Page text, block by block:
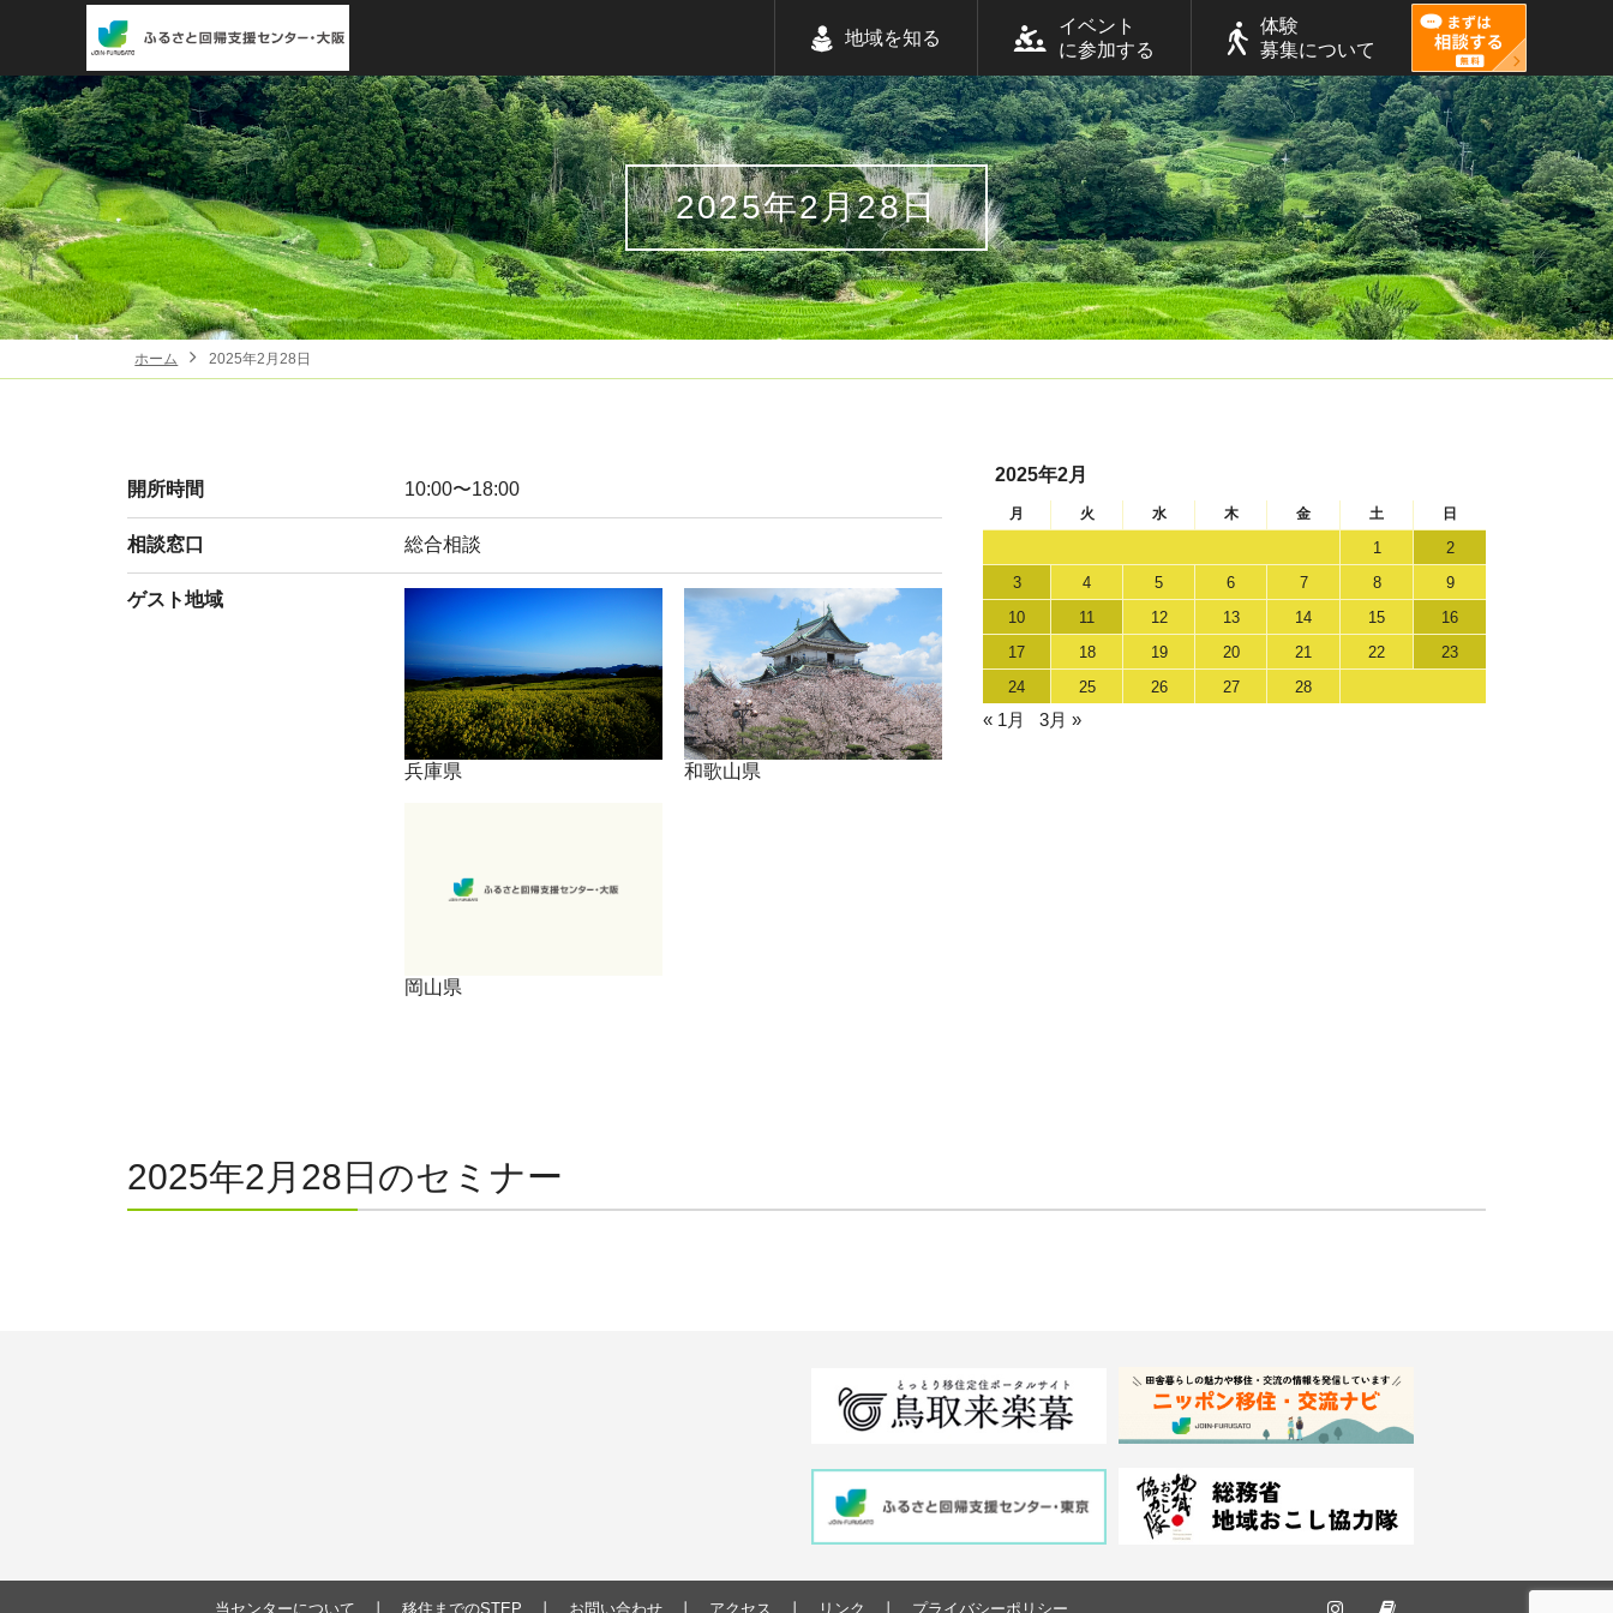
地域を知る
イベント
に参加する
体験
募集について
2025年2月28日
ホーム 2025年2月28日
開所時間 10:00〜18:00
相談窓口 総合相談
ゲスト地域
兵庫県 和歌山県
岡山県
2025年2月
月 火 水 木 金 土 日
1
2
3
4 5 6 7 8
9
10
11 12 13 14 15
16
17
18 19 20 21 22
23
24
25 26 27 28
« 1月 3月 »
2025年2月28日のセミナー
当センターについて 移住までのSTEP お問い合わせ アクセス リンク プライバシーポリシー